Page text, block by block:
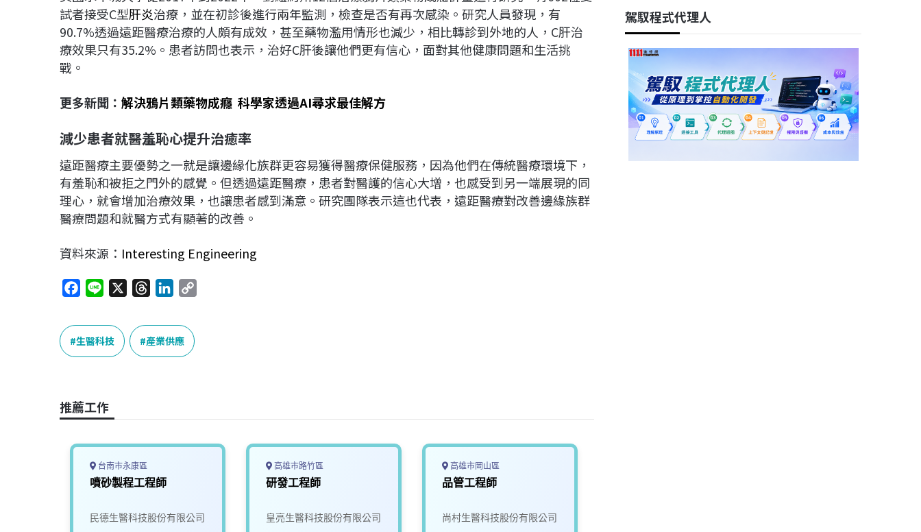
試者接受C型肝炎治療，並在初診後進行兩年監測，檢查是否有再次感染。研究人員發現，有
90.7%透過遠距醫療治療的人頗有成效，甚至藥物濫用情形也減少，相比轉診到外地的人，C肝治
療效果只有35.2%。患者訪問也表示，治好C肝後讓他們更有信心，面對其他健康問題和生活挑
戰。
更多新聞： 解決鴉片類藥物成癮 科學家透過AI尋求最佳解方
減少患者就醫羞恥心提升治癒率
遠距醫療主要優勢之一就是讓邊緣化族群更容易獲得醫療保健服務，因為他們在傳統醫療環境下，
有羞恥和被拒之門外的感覺。但透過遠距醫療，患者對醫護的信心大增，也感受到另一端展現的同
理心，就會增加治療效果，也讓患者感到滿意。研究團隊表示這也代表，遠距醫療對改善邊緣族群
醫療問題和就醫方式有顯著的改善。
資料來源： Interesting Engineering
c
e
b
k
n
e
r
e
a
n
k
e
生醫科技 產業供應
推薦工作
台南市永康區
噴砂製程工程師
民德生醫科技股份有限公司
高雄市路竹區
研發工程師
皇亮生醫科技股份有限公司
高雄市岡山區
品管工程師
尚村生醫科技股份有限公司
駕馭程式代理人